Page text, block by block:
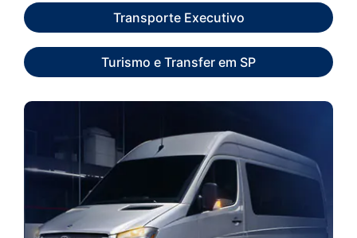
Transporte Executivo
Turismo e Transfer em SP